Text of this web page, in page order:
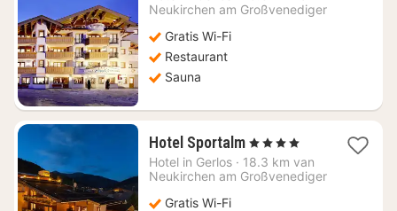
vanaf
Neukirchen am Großvenediger
Gratis Wi-Fi
Restaurant
Sauna
Hotel Sportalm1
nacht
vanaf
, 4 Sterren
Hotel in Gerlos · 18.3 km van
Neukirchen am Großvenediger
Gratis Wi-Fi